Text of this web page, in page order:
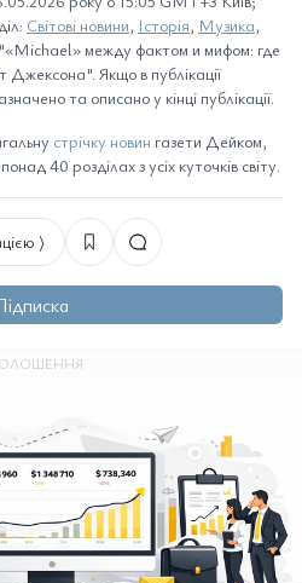
Світові новини, Історія, Музика,
"«Michael» между фактом и мифом: где
Якщо в публікації
та описано у кінці публікації.
стрічку новин газети Дейком,
40 розділах з усіх куточків світу.
⟩